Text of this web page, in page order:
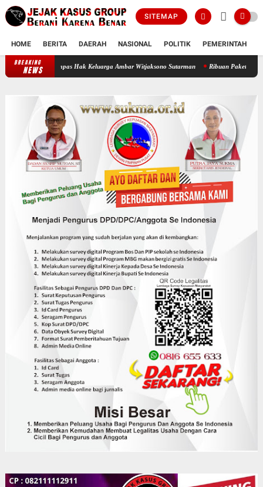
SITEMAP
HOME BERITA DAERAH NASIONAL POLITIK PEMERINTAH
BREAKING
NEWS Oknum Polisi Kebon Jeruk Jadi Backing Mafia Tanah Merampas Hak